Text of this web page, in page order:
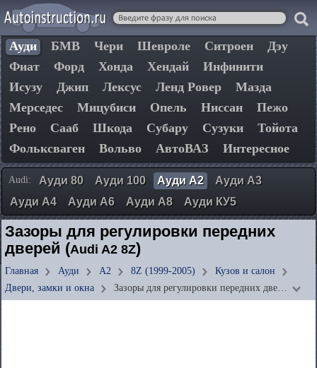
Ауди БМВ Чери Шевроле Ситроен
Дэу
Фиат
Форд Хонда Хендай
Инфинити
Исузу
Джип Лексус Ленд Ровер
Мазда
Мерседес
Мицубиси Опель Ниссан
Пежо
Рено
Сааб Шкода Субару Сузуки
Тойота
Фольксваген
Вольво АвтоВАЗ Интересное
Audi: Ауди 80 Ауди 100 Ауди А2
Ауди А3
Ауди А4
Ауди А6 Ауди А8 Ауди КУ5
Зазоры для регулировки передних
дверей (Audi A2 8Z)
Главная Ауди А2 8Z (1999-2005)
Кузов и салон
Двери, замки и окна
Зазоры для регулировки передних две…